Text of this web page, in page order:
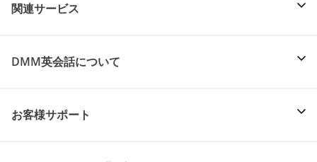
関連サービス
DMM英会話について
お客様サポート